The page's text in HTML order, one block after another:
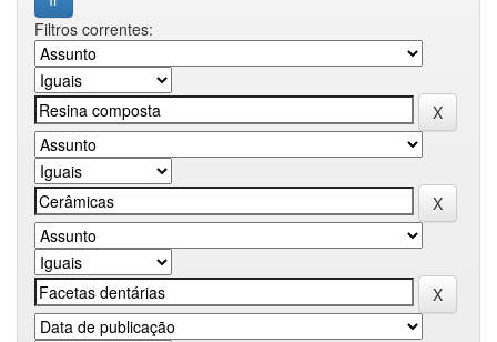
Filtros correntes: